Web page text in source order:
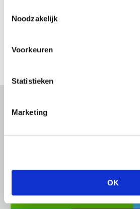
Noodzakelijk
Voorkeuren
Statistieken
Marketing
OK
Gerelateerd nieuws
Abonneren via RSS